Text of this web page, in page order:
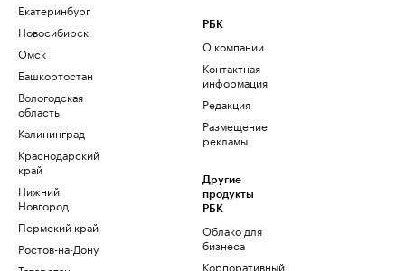
Екатеринбург
Новосибирск
Омск
Башкортостан
Вологодская
область
Калининград
Краснодарский
край
Нижний
Новгород
Пермский край
Ростов-на-Дону
РБК
О компании
Контактная
информация
Редакция
Размещение
рекламы
Другие
продукты
РБК
Облако для
бизнеса
Корпоративный